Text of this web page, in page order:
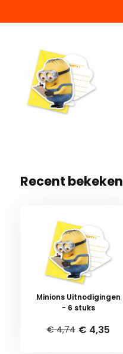
Recent bekeken
Minions Uitnodigingen
- 6 stuks
€ 4,74 € 4,35